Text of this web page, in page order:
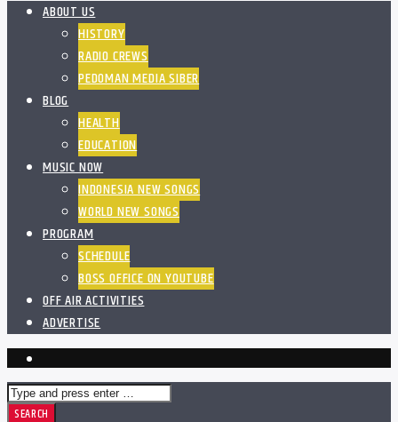
ABOUT US
HISTORY
RADIO CREWS
PEDOMAN MEDIA SIBER
BLOG
HEALTH
EDUCATION
MUSIC NOW
INDONESIA NEW SONGS
WORLD NEW SONGS
PROGRAM
SCHEDULE
BOSS OFFICE ON YOUTUBE
OFF AIR ACTIVITIES
ADVERTISE